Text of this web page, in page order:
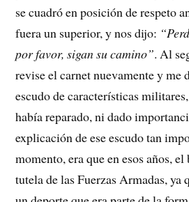
se cuadró en posición de respeto
fuera un superior, y nos dijo:
por favor, sigan su camino”. Al
revise el carnet nuevamente y me
escudo de características
había reparado, ni dado
explicación de ese escudo tan
momento, era que en esos años,
tutela de las Fuerzas Armadas, ya